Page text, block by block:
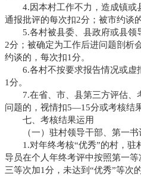
4.因本村工作不力，造成镇或
通报批评的每次扣2分；被市约谈
5.各村被县委、县政府或县领
2分；被确定为工作后进问题剖析
约谈的，每次扣1分。
6.各村不按要求报告情况或虚
1分。
7.在省、市、县第三方评估、
问题的，视情扣5—15分或考核结
七、考核结果运用
（一）驻村领导干部、第一书
1.对年终考核“优秀”的村，驻
导员在个人年终考评中按照第一
三等次加1分，未达到“优秀”等次